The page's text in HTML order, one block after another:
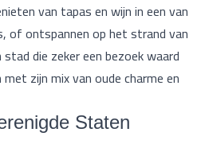
van tapas en wijn in een van
of ontspannen op het strand van
die zeker een bezoek waard
zijn mix van oude charme en
Staten